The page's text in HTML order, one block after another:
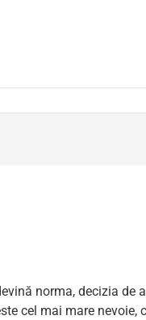
norma, decizia
cel mai mare